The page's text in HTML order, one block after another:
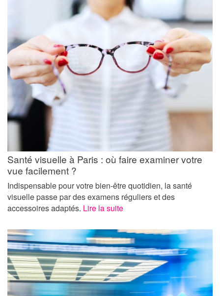
Santé visuelle à Paris : où faire examiner votre
vue facilement ?
Indispensable pour votre bien-être quotidien, la santé
visuelle passe par des examens réguliers et des
accessoires adaptés. Lire la suite